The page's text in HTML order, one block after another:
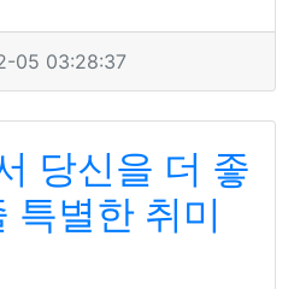
05 03:28:37
당신을 더 좋
특별한 취미